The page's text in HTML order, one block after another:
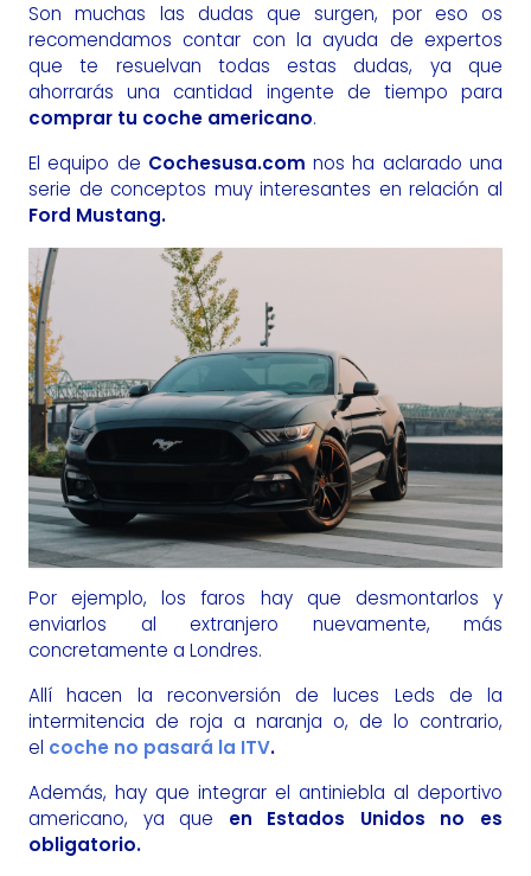
Son muchas las dudas que surgen, por eso os
recomendamos contar con la ayuda de expertos
que te resuelvan todas estas dudas, ya que
ahorrarás una cantidad ingente de tiempo para
comprar tu coche americano.
El equipo de Cochesusa.comnos ha aclarado una
serie de conceptos muy interesantes en relación al
Ford Mustang.
Por ejemplo, los faros hay que desmontarlos y
enviarlos al extranjero nuevamente, más
concretamente a Londres.
Allí hacen la reconversión de luces Leds de la
intermitencia de roja a naranja o, de lo contrario,
el coche no pasará la ITV.
Además, hay que integrar el antiniebla al deportivo
americano, ya que en Estados Unidos no es
obligatorio.